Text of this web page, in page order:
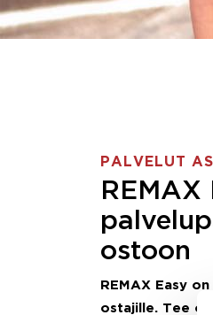
PALVELUT
REMAX
ostoon
REMAX Easy
ostajille. Tee